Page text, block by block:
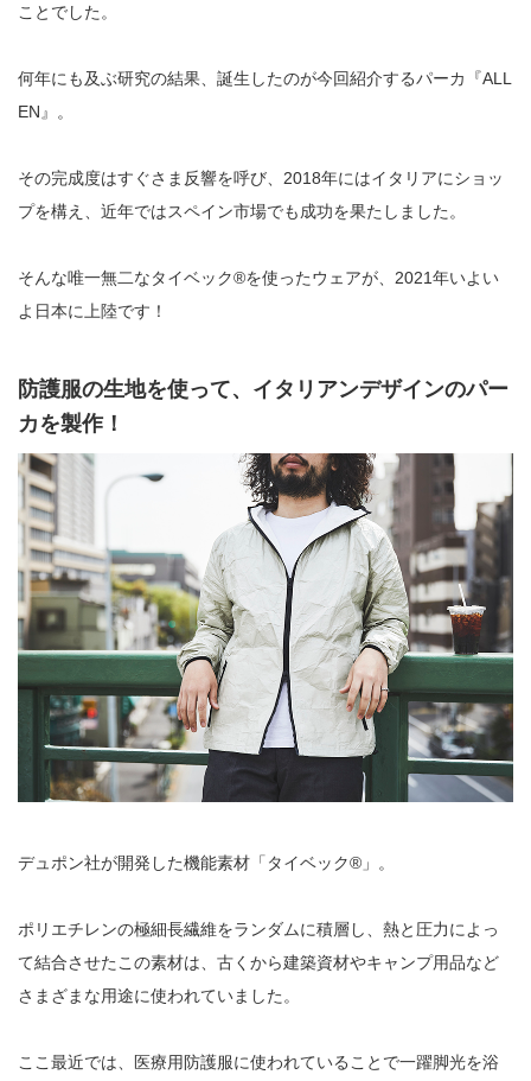
ことでした。
何年にも及ぶ研究の結果、誕生したのが今回紹介するパーカ『ALL
EN』。
その完成度はすぐさま反響を呼び、2018年にはイタリアにショッ
プを構え、近年ではスペイン市場でも成功を果たしました。
そんな唯一無二なタイベック®︎を使ったウェアが、2021年いよい
よ日本に上陸です！
防護服の生地を使って、イタリアンデザインのパー
カを製作！
デュポン社が開発した機能素材「タイベック®︎」。
ポリエチレンの極細長繊維をランダムに積層し、熱と圧力によっ
て結合させたこの素材は、古くから建築資材やキャンプ用品など
さまざまな用途に使われていました。
ここ最近では、医療用防護服に使われていることで一躍脚光を浴